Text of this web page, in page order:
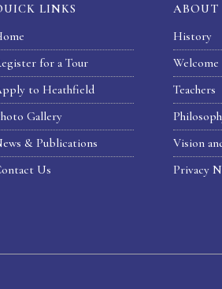
LINKS
for a Tour
to Heathfield
Gallery
& Publications
Us
ABOUT
History
Teachers
Vision
Privacy